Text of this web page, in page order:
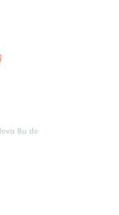
8u de